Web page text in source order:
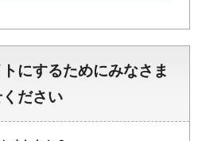
にするためにみなさま
ださい